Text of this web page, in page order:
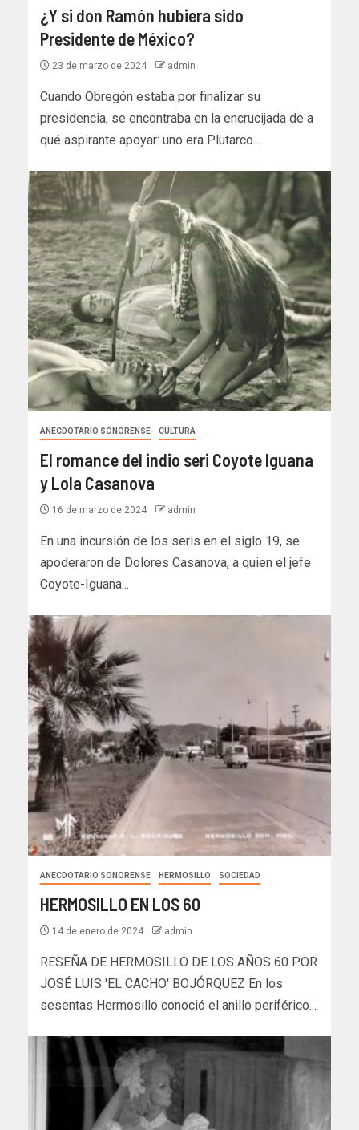
¿Y si don Ramón hubiera sido
Presidente de México?
23 de marzo de 2024 admin
Cuando Obregón estaba por finalizar su
presidencia, se encontraba en la encrucijada de a
qué aspirante apoyar: uno era Plutarco...
ANECDOTARIO SONORENSE CULTURA
El romance del indio seri Coyote Iguana
y Lola Casanova
16 de marzo de 2024 admin
En una incursión de los seris en el siglo 19, se
apoderaron de Dolores Casanova, a quien el jefe
Coyote-Iguana...
ANECDOTARIO SONORENSE HERMOSILLO SOCIEDAD
HERMOSILLO EN LOS 60
14 de enero de 2024 admin
RESEÑA DE HERMOSILLO DE LOS AÑOS 60 POR
JOSÉ LUIS 'EL CACHO' BOJÓRQUEZ En los
sesentas Hermosillo conoció el anillo periférico...